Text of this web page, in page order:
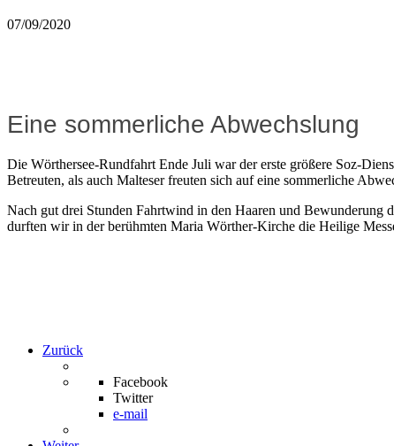
07/09/2020
Eine sommerliche Abwechslung
Die Wörthersee-Rundfahrt Ende Juli war der erste größere Soz-
Betreuten, als auch Malteser freuten sich auf eine sommerliche
Nach gut drei Stunden Fahrtwind in den Haaren und Bewunderung
durften wir in der berühmten Maria Wörther-Kirche die Heilige
Zurück
Facebook
Twitter
e-mail